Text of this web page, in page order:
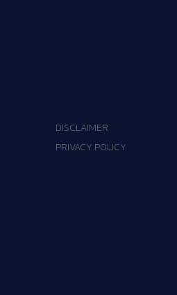
DISCLAIMER
PRIVACY POLICY